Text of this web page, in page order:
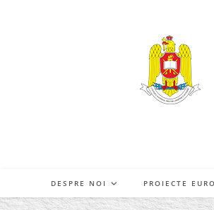
DESPRE NOI PROIECTE